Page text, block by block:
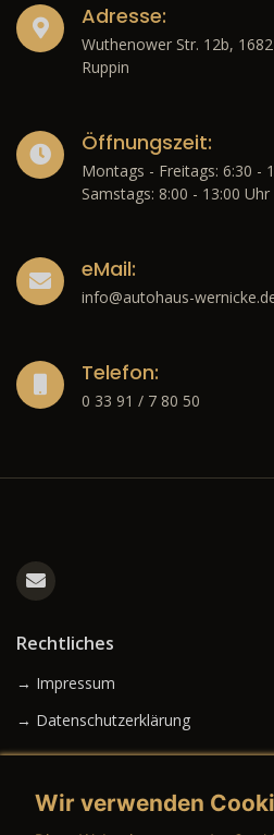
Adresse:
Wuthenower Str. 12b,
Ruppin
Öffnungszeit:
Montags - Freitags: 6:30 -
Samstags: 8:00 - 13:00 Uhr
eMail:
info@autohaus-
Telefon:
0 33 91 / 7 80 50
Rechtliches
→ Impressum
→ Datenschutzerklärung
Wir verwenden